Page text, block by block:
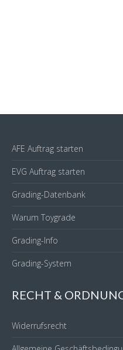
AFE Auftrag starten
EVG Auftrag starten
Grading-Datenbank
Warum Toygrade
Grading-Info
Grading-System
RECHT &
Widerrufsrecht